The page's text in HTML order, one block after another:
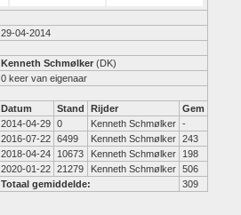
29-04-2014
Kenneth Schmølker (DK)
0 keer van eigenaar
Datum Stand Rijder
Gem
2014-04-29 0 Kenneth Schmølker -
2016-07-22 6499 Kenneth Schmølker 243
2018-04-24
10673 Kenneth Schmølker
198
2020-01-22 21279 Kenneth Schmølker 506
Totaal gemiddelde:
309